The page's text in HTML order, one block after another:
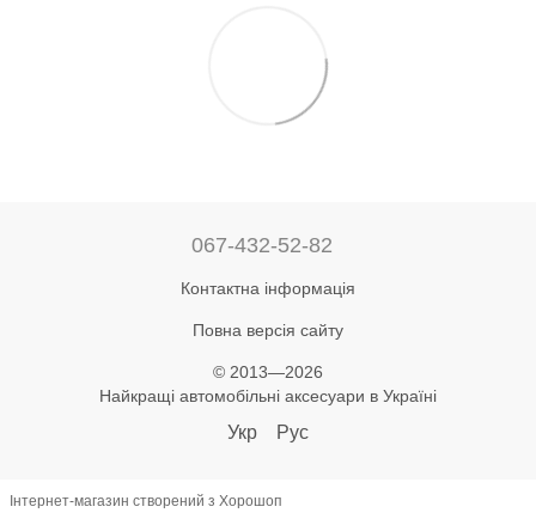
067-432-52-82
Контактна інформація
Повна версія сайту
© 2013—2026
Найкращі автомобільні аксесуари в Україні
Укр Рус
Інтернет-магазин створений з Хорошоп